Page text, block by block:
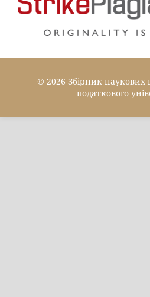
© 2026 Збірник
податкового